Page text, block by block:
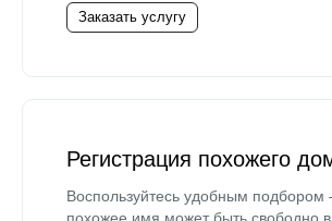
Заказать услугу
Регистрация похожего
Воспользуйтесь удобным